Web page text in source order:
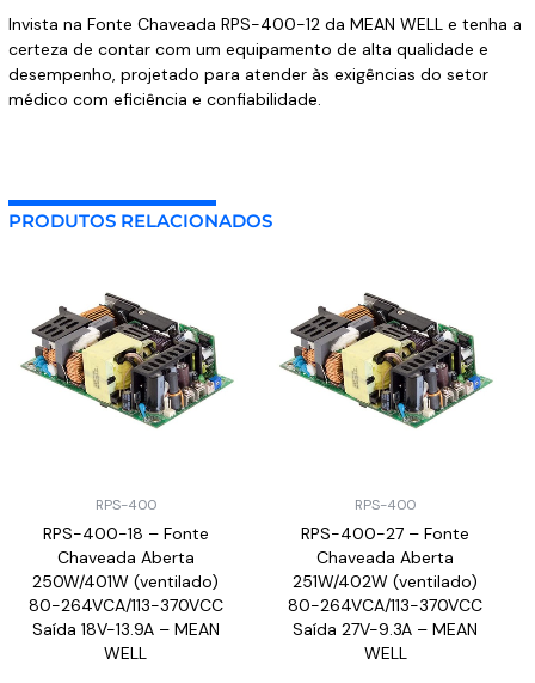
Invista na Fonte Chaveada RPS-400-12 da MEAN WELL e tenha a
certeza de contar com um equipamento de alta qualidade e
desempenho, projetado para atender às exigências do setor
médico com eficiência e confiabilidade.
PRODUTOS RELACIONADOS
RPS-400
RPS-400-18 – Fonte
Chaveada Aberta
250W/401W (ventilado)
80-264VCA/113-370VCC
Saída 18V-13.9A – MEAN
WELL
RPS-400
RPS-400-27 – Fonte
Chaveada Aberta
251W/402W (ventilado)
80-264VCA/113-370VCC
Saída 27V-9.3A – MEAN
WELL